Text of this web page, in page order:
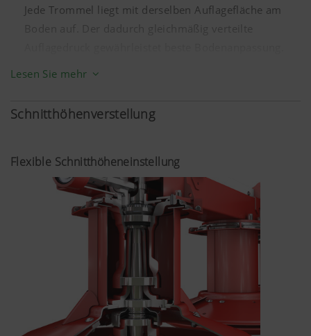
Jede Trommel liegt mit derselben Auflagefläche am
Lesen Sie mehr
Schnitthöhenverstellung
Flexible Schnitthöheneinstellung